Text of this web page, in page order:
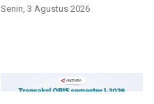
Senin, 3 Agustus 2026